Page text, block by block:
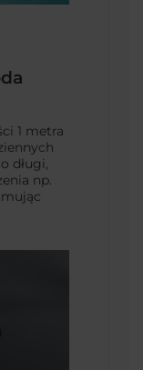
1 metra
długi,
np.